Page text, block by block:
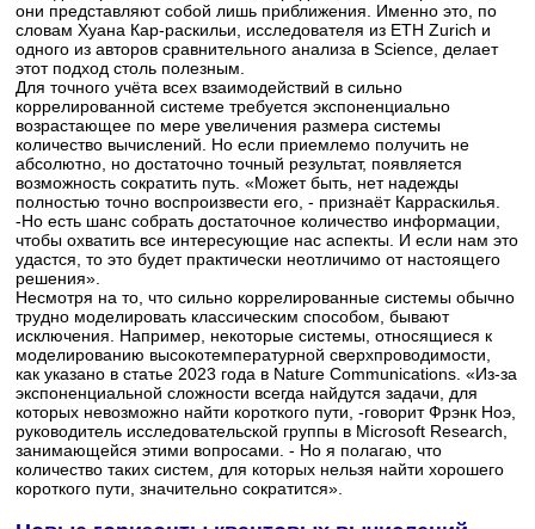
они представляют собой лишь приближения. Именно это, по
словам Хуана Кар-раскильи, исследователя из ETH Zurich и
одного из авторов сравнительного анализа в Science, делает
этот подход столь полезным.
Для точного учёта всех взаимодействий в сильно
коррелированной системе требуется экспоненциально
возрастающее по мере увеличения размера системы
количество вычислений. Но если приемлемо получить не
абсолютно, но достаточно точный результат, появляется
возможность сократить путь. «Может быть, нет надежды
полностью точно воспроизвести его, - признаёт Карраскилья.
-Но есть шанс собрать достаточное количество информации,
чтобы охватить все интересующие нас аспекты. И если нам это
удастся, то это будет практически неотличимо от настоящего
решения».
Несмотря на то, что сильно коррелированные системы обычно
трудно моделировать классическим способом, бывают
исключения. Например, некоторые системы, относящиеся к
моделированию высокотемпературной сверхпроводимости,
как указано в статье 2023 года в Nature Communications. «Из-за
экспоненциальной сложности всегда найдутся задачи, для
которых невозможно найти короткого пути, -говорит Фрэнк Ноэ,
руководитель исследовательской группы в Microsoft Research,
занимающейся этими вопросами. - Но я полагаю, что
количество таких систем, для которых нельзя найти хорошего
короткого пути, значительно сократится».